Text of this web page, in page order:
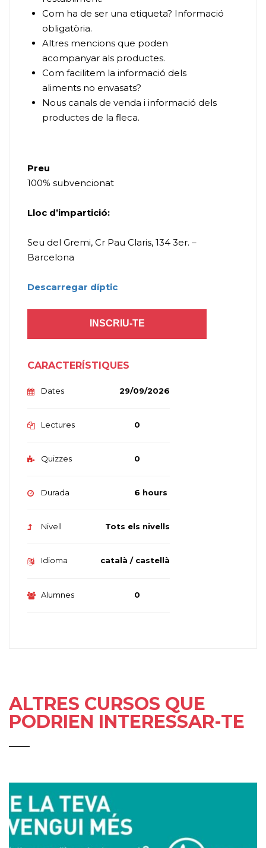
Com ha de ser una etiqueta? Informació
obligatòria.
Altres mencions que poden
acompanyar als productes.
Com facilitem la informació dels
aliments no envasats?
Nous canals de venda i informació dels
productes de la fleca.
Preu
100% subvencionat
Lloc d’impartició:
Seu del Gremi, Cr Pau Claris, 134 3er. –
Barcelona
Descarregar díptic
INSCRIU-TE
CARACTERÍSTIQUES
Dates 29/09/2026
Lectures 0
Quizzes 0
Durada 6 hours
Nivell Tots els nivells
Idioma català / castellà
Alumnes 0
ALTRES CURSOS QUE
PODRIEN INTERESSAR-TE